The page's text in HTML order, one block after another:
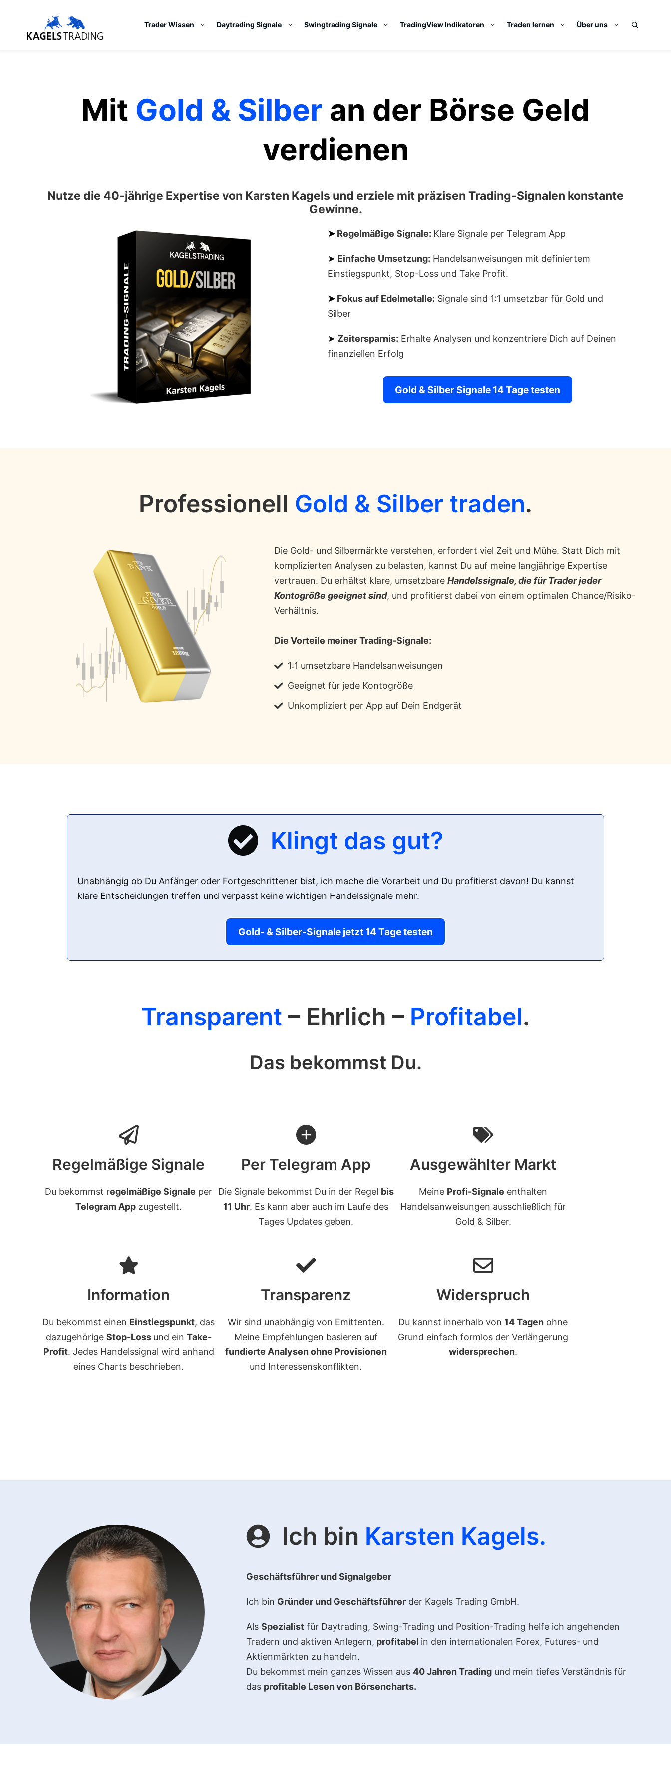
content
Trader Wissen Daytrading Signale Swingtrading Signale TradingView Indikatoren Traden lernen Über uns
Mit Gold & Silber an der Börse Geld
verdienen
Nutze die 40-jährige Expertise von Karsten Kagels und erziele mit präzisen Trading-Signalen konstante
Gewinne.
➤ Regelmäßige Signale: Klare Signale per Telegram App
➤ Einfache Umsetzung: Handelsanweisungen mit definiertem
Einstiegspunkt, Stop-Loss und Take Profit.
➤ Fokus auf Edelmetalle: Signale sind 1:1 umsetzbar für Gold und
Silber
➤ Zeitersparnis: Erhalte Analysen und konzentriere Dich auf Deinen
finanziellen Erfolg
Gold & Silber Signale 14 Tage testen
Professionell Gold & Silber traden.
Die Gold- und Silbermärkte verstehen, erfordert viel Zeit und Mühe. Statt Dich mit
komplizierten Analysen zu belasten, kannst Du auf meine langjährige Expertise
vertrauen. Du erhältst klare, umsetzbare Handelssignale, die für Trader jeder
Kontogröße geeignet sind, und profitierst dabei von einem optimalen Chance/Risiko-
Verhältnis.
Die Vorteile meiner Trading-Signale:
1:1 umsetzbare Handelsanweisungen
Geeignet für jede Kontogröße
Unkompliziert per App auf Dein Endgerät
Klingt das gut?
Unabhängig ob Du Anfänger oder Fortgeschrittener bist, ich mache die Vorarbeit und Du profitierst davon! Du kannst
klare Entscheidungen treffen und verpasst keine wichtigen Handelssignale mehr.
Gold- & Silber-Signale jetzt 14 Tage testen
Transparent – Ehrlich – Profitabel.
Das bekommst Du.
Regelmäßige Signale
Du bekommst regelmäßige Signale per
Telegram App zugestellt.
Per Telegram App
Die Signale bekommst Du in der Regel bis
11 Uhr. Es kann aber auch im Laufe des
Tages Updates geben.
Ausgewählter Markt
Meine Profi-Signale enthalten
Handelsanweisungen ausschließlich für
Gold & Silber.
Information
Du bekommst einen Einstiegspunkt, das
dazugehörige Stop-Loss und ein Take-
Profit. Jedes Handelssignal wird anhand
eines Charts beschrieben.
Transparenz
Wir sind unabhängig von Emittenten.
Meine Empfehlungen basieren auf
fundierte Analysen ohne Provisionen
und Interessenskonflikten.
Widerspruch
Du kannst innerhalb von 14 Tagen ohne
Grund einfach formlos der Verlängerung
widersprechen.
Ich bin Karsten Kagels.
Geschäftsführer und Signalgeber
Ich bin Gründer und Geschäftsführer der Kagels Trading GmbH.
AlsSpezialist für Daytrading, Swing-Trading und Position-Trading helfe ich angehenden
Tradern und aktiven Anlegern, profitabel in den internationalen Forex, Futures- und
Aktienmärkten zu handeln.
Du bekommst mein ganzes Wissen aus40 Jahren Trading und mein tiefes Verständnis für
das profitable Lesen von Börsencharts.